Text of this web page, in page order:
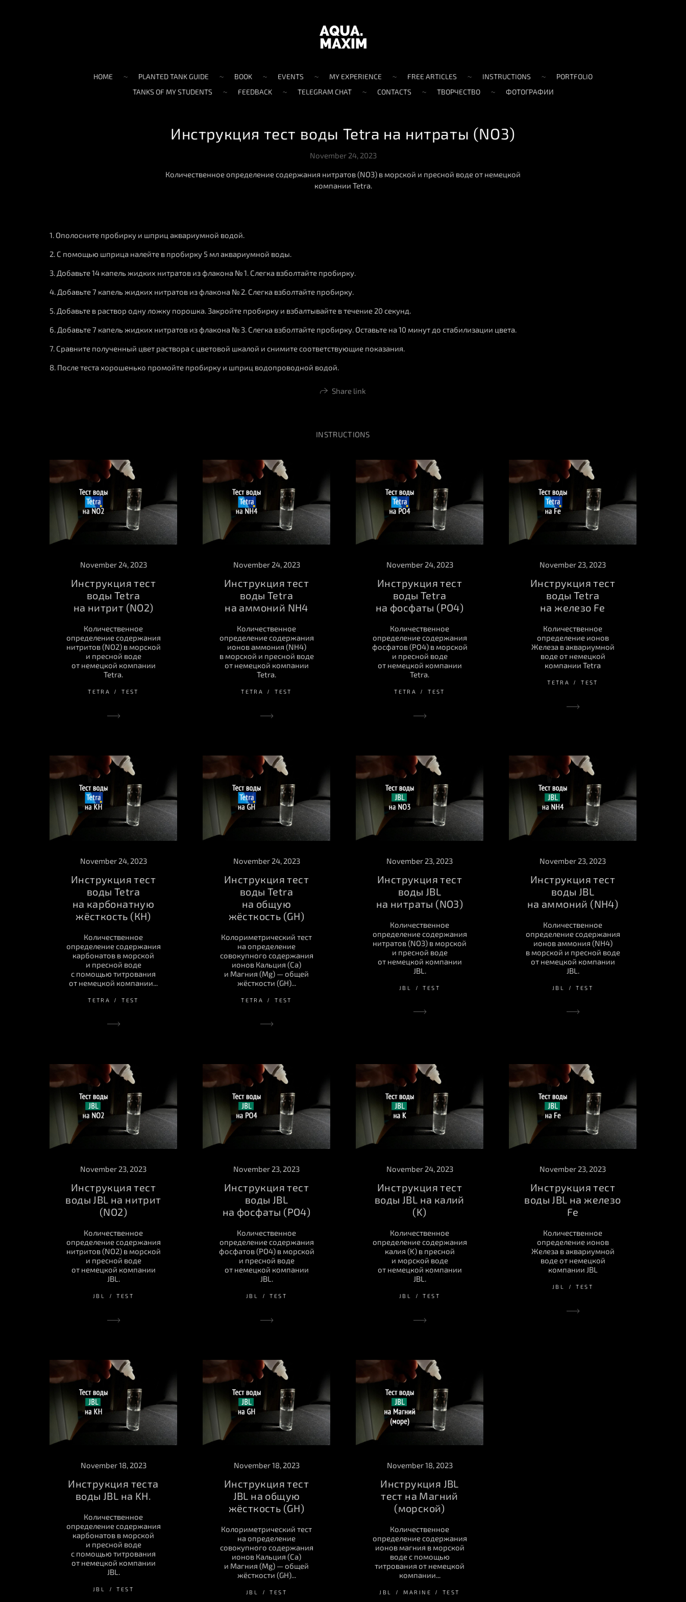
HOME PLANTED TANK GUIDE BOOK EVENTS MY EXPERIENCE FREE ARTICLES INSTRUCTIONS
PORTFOLIO
TANKS OF MY STUDENTS
FEEDBACK TELEGRAM CHAT CONTACTS ТВОРЧЕСТВО ФОТОГРАФИИ
Инструкция тест воды Tetra на нитраты (NO3)
November 24, 2023
Количественное определение содержания нитратов (NO3) в морской и пресной воде от немецкой
компании Tetra.
1. Ополосните пробирку и шприц аквариумной водой.
2. С помощью шприца налейте в пробирку 5 мл аквариумной воды.
3. Добавьте 14 капель жидких нитратов из флакона № 1. Слегка взболтайте пробирку.
4. Добавьте 7 капель жидких нитратов из флакона № 2. Слегка взболтайте пробирку.
5. Добавьте в раствор одну ложку порошка. Закройте пробирку и взбалтывайте в течение 20 секунд.
6. Добавьте 7 капель жидких нитратов из флакона № 3. Слегка взболтайте пробирку. Оставьте на 10 минут до стабилизации цвета.
7. Сравните полученный цвет раствора с цветовой шкалой и снимите соответствующие показания.
8. После теста хорошенько промойте пробирку и шприц водопроводной водой.
Share link
INSTRUCTIONS
November 24, 2023
Инструкция тест
воды Tetra
на нитрит (NO2)
Количественное
определение содержания
нитритов (NO2) в морской
и пресной воде
от немецкой компании
Tetra.
TETRA TEST
November 24, 2023
Инструкция тест
воды Tetra
на аммоний NH4
Количественное
определение содержания
ионов аммония (NH4)
в морской и пресной воде
от немецкой компании
Tetra.
TETRA TEST
November 24, 2023
Инструкция тест
воды Tetra
на фосфаты (PO4)
Количественное
определение содержания
фосфатов (PO4) в морской
и пресной воде
от немецкой компании
Tetra.
TETRA TEST
November 23, 2023
Инструкция тест
воды Tetra
на железо Fe
Количественное
определение ионов
Железа в аквариумной
воде от немецкой
компании Tetra
TETRA TEST
November 24, 2023
Инструкция тест
воды Tetra
на карбонатную
жёсткость (КН)
Количественное
определение содержания
карбонатов в морской
и пресной воде
с помощью титрования
от немецкой компании...
TETRA TEST
November 24, 2023
Инструкция тест
воды Tetra
на общую
жёсткость (GH)
Колориметрический тест
на определение
совокупного содержания
ионов Кальция (Ca)
и Магния (Mg) — общей
жёсткости (GH)...
TETRA TEST
November 23, 2023
Инструкция тест
воды JBL
на нитраты (NO3)
Количественное
определение содержания
нитратов (NO3) в морской
и пресной воде
от немецкой компании
JBL.
JBL TEST
November 23, 2023
Инструкция тест
воды JBL
на аммоний (NH4)
Количественное
определение содержания
ионов аммония (NH4)
в морской и пресной воде
от немецкой компании
JBL.
JBL TEST
November 23, 2023
Инструкция тест
воды JBL на нитрит
(NO2)
Количественное
определение содержания
нитритов (NO2) в морской
и пресной воде
от немецкой компании
JBL.
JBL TEST
November 23, 2023
Инструкция тест
воды JBL
на фосфаты (PO4)
Количественное
определение содержания
фосфатов (PO4) в морской
и пресной воде
от немецкой компании
JBL.
JBL TEST
November 24, 2023
Инструкция тест
воды JBL на калий
(K)
Количественное
определение содержания
калия (K) в пресной
и морской воде
от немецкой компании
JBL.
JBL TEST
November 23, 2023
Инструкция тест
воды JBL на железо
Fe
Количественное
определение ионов
Железа в аквариумной
воде от немецкой
компании JBL
JBL TEST
November 18, 2023
Инструкция теста
воды JBL на KH.
Количественное
определение содержания
карбонатов в морской
и пресной воде
с помощью титрования
от немецкой компании
JBL.
JBL TEST
November 18, 2023
Инструкция тест
JBL на общую
жёсткость (GH)
Колориметрический тест
на определение
совокупного содержания
ионов Кальция (Ca)
и Магния (Mg) — общей
жёсткости (GH)...
JBL TEST
November 18, 2023
Инструкция JBL
тест на Магний
(морской)
Количественное
определение содержания
ионов магния в морской
воде с помощью
титрования от немецкой
компании...
JBL MARINE TEST